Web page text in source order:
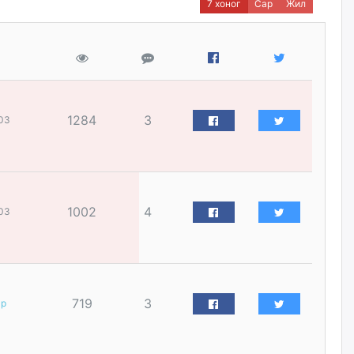
үйлчилгээний ажилтнуудын
ХАРИЛЦАА хандлагатай
дунд яагаад трэнд болов
бизнес хамтрагчаа гүтгэж
хууль хяналтын байгууллагаар
өчигдѳр
Д.Амарбаясгалан:
7 хоног Сар Жил
1284 3
1002 4
719 3